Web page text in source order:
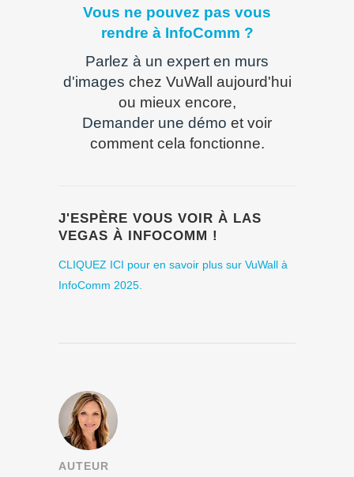
Vous ne pouvez pas vous
rendre à InfoComm ?
Parlez à un expert en murs
d'images chez VuWall aujourd'hui
ou mieux encore,
Demander une démo et voir
comment cela fonctionne.
J'ESPÈRE VOUS VOIR À LAS
VEGAS À INFOCOMM !
CLIQUEZ ICI pour en savoir plus sur VuWall à
InfoComm 2025.
AUTEUR